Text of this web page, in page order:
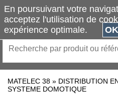
MATELEC 38 » DISTRIBUTION
SYSTEME DOMOTIQUE
En poursuivant votre
acceptez l'utilisation de
expérience optimale.
OK